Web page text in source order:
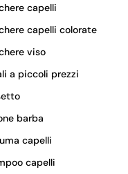
capelli
capelli colorate
viso
a piccoli prezzi
barba
capelli
capelli